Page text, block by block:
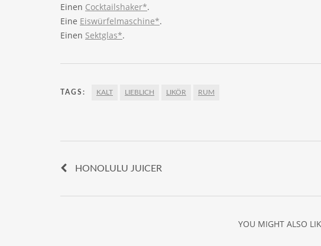
Einen Cocktailshaker*.
Eine Eiswürfelmaschine*.
Einen Sektglas*.
TAGS: KALT LIEBLICH LIKÖR RUM
HONOLULU JUICER
YOU MIGHT ALSO